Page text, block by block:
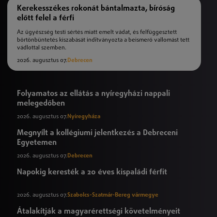
Kerekesszékes rokonát bántalmazta, bíróság
előtt felel a férfi
Az ügyészség testi sértés miatt emelt vádat, és felfüggesztett
börtönbüntetés kiszabását indítványozta a beismerő vallomást tett
vádlottal szemben.
2026. augusztus 07.Debrecen
Folyamatos az ellátás a nyíregyházi nappali
melegedőben
2026. augusztus 07. Nyíregyháza
Megnyílt a kollégiumi jelentkezés a Debreceni
Egyetemen
2026. augusztus 07.Debrecen
Napokig keresték a 20 éves kispaládi férfit
2026. augusztus 07.Szabolcs-Szatmár-Bereg vármegye
Átalakítják a magyarérettségi követelményeit